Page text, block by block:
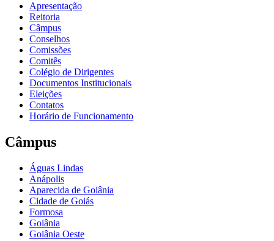
Apresentação
Reitoria
Câmpus
Conselhos
Comissões
Comitês
Colégio de Dirigentes
Documentos Institucionais
Eleições
Contatos
Horário de Funcionamento
Câmpus
Águas Lindas
Anápolis
Aparecida de Goiânia
Cidade de Goiás
Formosa
Goiânia
Goiânia Oeste